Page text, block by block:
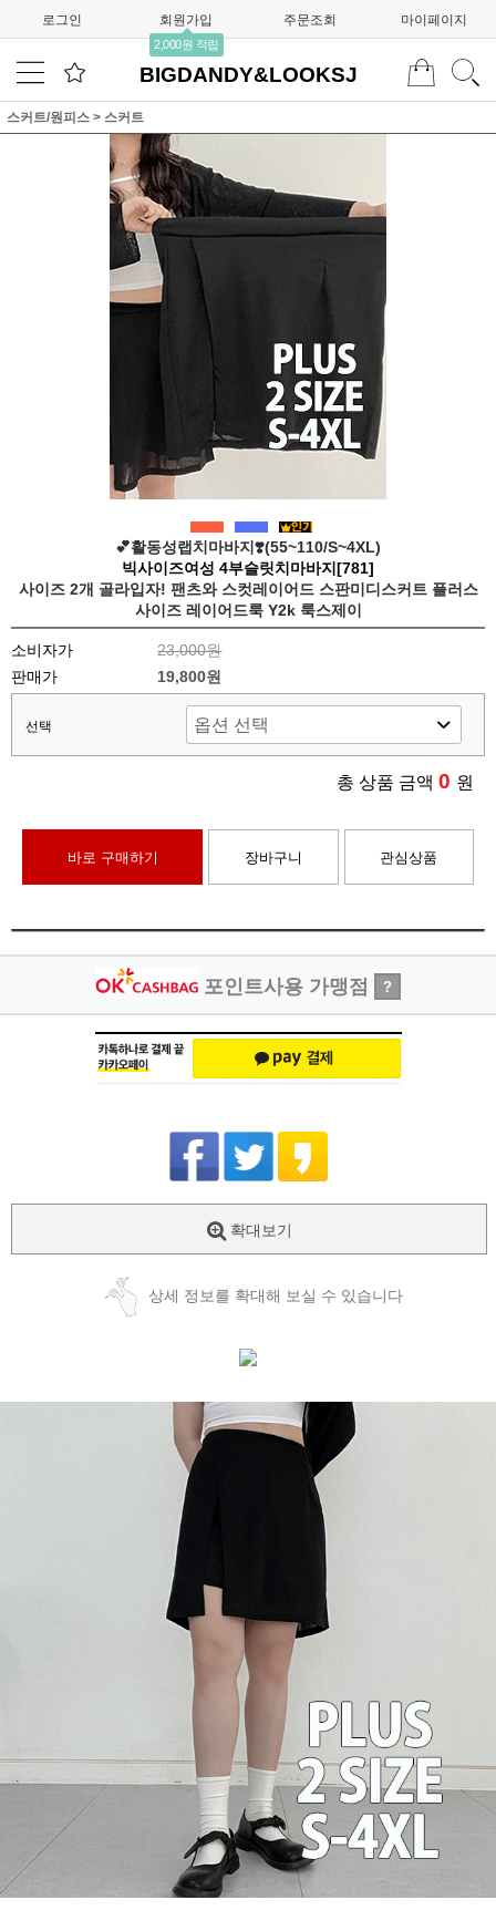
로그인 회원가입
2,000원 적립
주문조회 마이페이지
BIGDANDY&LOOKSJ
스커트/원피스 > 스커트
💕활동성랩치마바지❣️(55~110/S~4XL)
빅사이즈여성 4부슬릿치마바지[781]
사이즈 2개 골라입자! 팬츠와 스컷레이어드 스판미디스커트 플러스
사이즈 레이어드룩 Y2k 룩스제이
소비자가
23,000원
판매가
19,800원
선택
총 상품 금액 0 원
바로 구매하기 장바구니 관심상품
포인트사용 가맹점 ?
확대보기
상세 정보를 확대해 보실 수 있습니다